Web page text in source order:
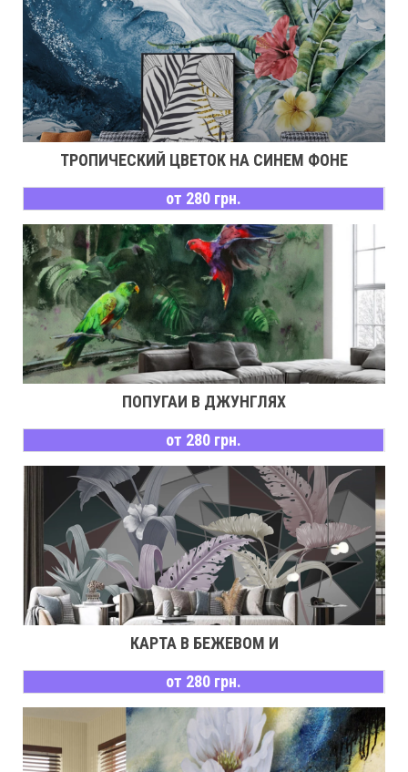
ТРОПИЧЕСКИЙ ЦВЕТОК НА СИНЕМ ФОНЕ
от 280 грн.
ПОПУГАИ В ДЖУНГЛЯХ
от 280 грн.
КАРТА В БЕЖЕВОМ И
от 280 грн.